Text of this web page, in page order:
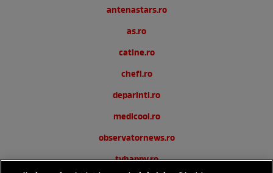
antenastars.ro
as.ro
catine.ro
chefi.ro
deparinti.ro
medicool.ro
observatornews.ro
tvhappy.ro